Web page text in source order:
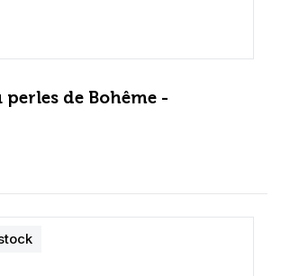
perles de Bohême -